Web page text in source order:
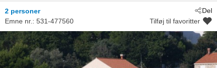
Del
2 personer
Emne nr.: 531-477560 Tilføj til favoritter